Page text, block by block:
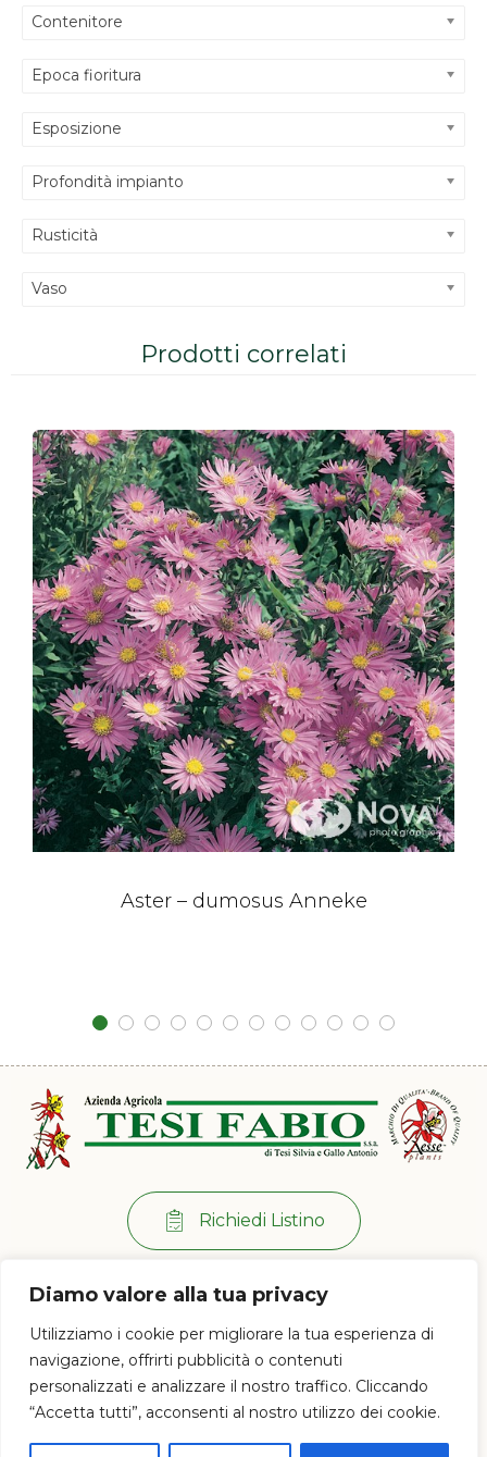
Diamo valore alla tua privacy
Utilizziamo i cookie per migliorare la tua esperienza di
navigazione, offrirti pubblicità o contenuti
personalizzati e analizzare il nostro traffico. Cliccando
“Accetta tutti”, acconsenti al nostro utilizzo dei cookie.
Contenitore
Epoca fioritura
Esposizione
Profondità impianto
Rusticità
Vaso
Prodotti correlati
Aster – dumosus Anneke
Richiedi Listino
Per info:
+39 0573 38 20 77
Via di Ramini, 129/D - 51030 Pistoia (PT)
Lun - Ven: 8:00 / 12:00 - 13:30 / 17:00
© 2023 Az. Agricola Tesi Fabio s.s.a. di Tesi Silvia e Gallo Antonio - P.IVA e
CF 01628120477